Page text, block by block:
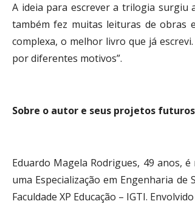
A ideia para escrever a trilogia surgiu
também fez muitas leituras de obras
complexa, o melhor livro que já
por diferentes motivos”.
Sobre o autor e seus projetos futuros
Eduardo Magela Rodrigues, 49 anos,
uma Especialização em Engenharia
Faculdade XP Educação – IGTI.